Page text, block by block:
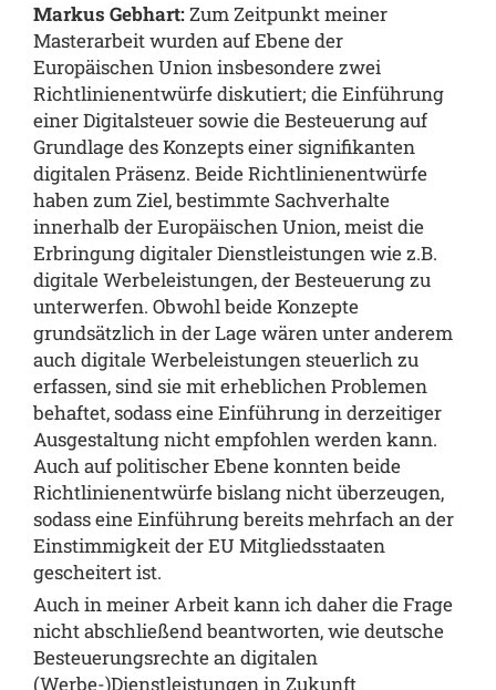
Markus Gebhart:Zum Zeitpunkt meiner
Masterarbeit wurden auf Ebene der
Europäischen Union insbesondere zwei
Richtlinienentwürfe diskutiert; die Einführung
einer Digitalsteuer sowie die Besteuerung auf
Grundlage des Konzepts einer signifikanten
digitalen Präsenz. Beide Richtlinienentwürfe
haben zum Ziel, bestimmte Sachverhalte
innerhalb der Europäischen Union, meist die
Erbringung digitaler Dienstleistungen wie z.B.
digitale Werbeleistungen, der Besteuerung zu
unterwerfen. Obwohl beide Konzepte
grundsätzlich in der Lage wären unter anderem
auch digitale Werbeleistungen steuerlich zu
erfassen, sind sie mit erheblichen Problemen
behaftet, sodass eine Einführung in derzeitiger
Ausgestaltung nicht empfohlen werden kann.
Auch auf politischer Ebene konnten beide
Richtlinienentwürfe bislang nicht überzeugen,
sodass eine Einführung bereits mehrfach an der
Einstimmigkeit der EU Mitgliedsstaaten
gescheitert ist.
Auch in meiner Arbeit kann ich daher die Frage
nicht abschließend beantworten, wie deutsche
Besteuerungsrechte an digitalen
(Werbe-)Dienstleistungen in Zukunft